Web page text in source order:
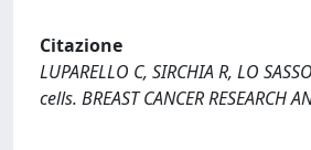
Citazione
LUPARELLO C, SIRCHIA R, LO
cells. BREAST CANCER